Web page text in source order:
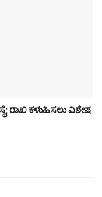
ರಾಖಿ ಕಳುಹಿಸಲು ವಿಶೇಷ